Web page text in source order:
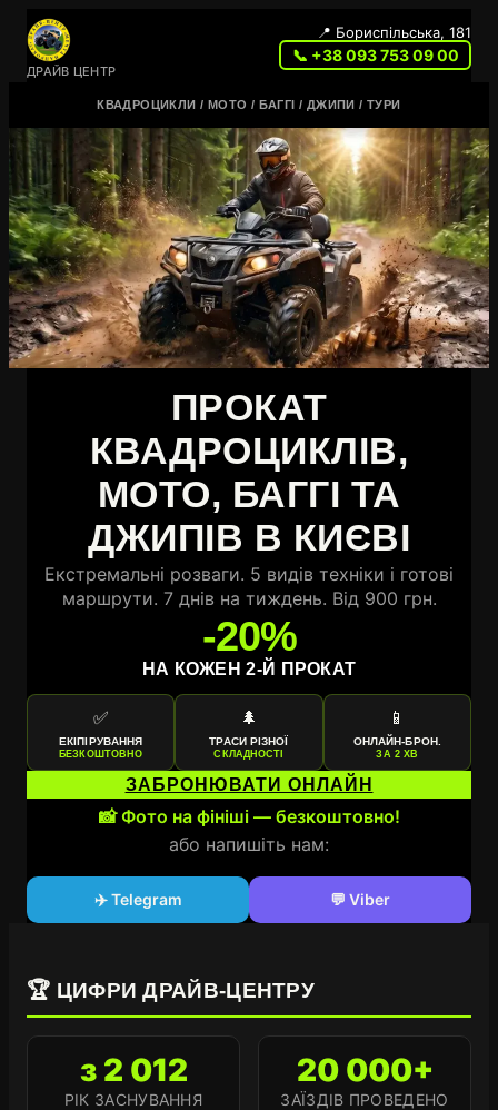
ДРАЙВ ЦЕНТР
📍 Бориспільська, 181
📞 +38 093 753 09 00
КВАДРОЦИКЛИ / МОТО / БАГГІ / ДЖИПИ / ТУРИ
ПРОКАТ
КВАДРОЦИКЛІВ,
МОТО, БАГГІ ТА
ДЖИПІВ В КИЄВІ
Екстремальні розваги. 5 видів техніки і готові
маршрути. 7 днів на тиждень. Від 900 грн.
-20%
НА КОЖЕН 2-Й ПРОКАТ
✅
ЕКІПІРУВАННЯ
БЕЗКОШТОВНО
🌲
ТРАСИ РІЗНОЇ
СКЛАДНОСТІ
📱
ОНЛАЙН-БРОН.
ЗА 2 ХВ
ЗАБРОНЮВАТИ ОНЛАЙН
📸 Фото на фініші — безкоштовно!
або напишіть нам:
✈️ Telegram 💬 Viber
🏆 ЦИФРИ ДРАЙВ-ЦЕНТРУ
з 2 012
РІК ЗАСНУВАННЯ
20 000+
ЗАЇЗДІВ ПРОВЕДЕНО